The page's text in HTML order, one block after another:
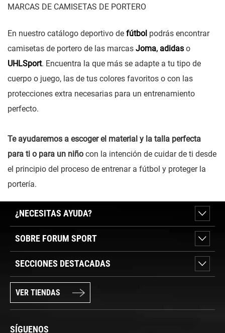
MARCAS DE CAMISETAS DE PORTERO
En nuestro catálogo deportivo de fútbol podrás encontrar
camisetas de portero de las marcas Joma, adidas o
UHLSport. Encuentra la que más se adapte a tu tipo de
cuerpo o juego, las de tus colores favoritos o con las
protecciones extra necesarias para un entrenamiento
perfecto.
Te ayudaremos a escoger el material y la talla perfecta
para ti o para un niño con la intención de cuidar de ti desde
el principio del proceso de entrenar a fútbol y proteger la
portería.
¿NECESITAS AYUDA?
SOBRE FORUM SPORT
SECCIONES DESTACADAS
VER TIENDAS
SÍGUENOS